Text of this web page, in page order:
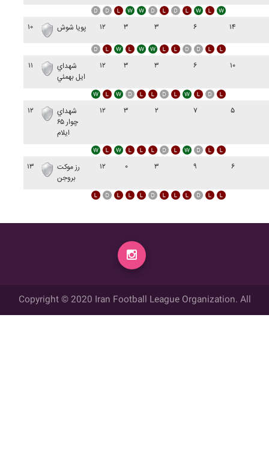
۱۰ پويا شوش ۱۲ ۳ ۳ ۶ ۱۴
۱۱
شهداي
ايل بهمئي
۱۲ ۳ ۳ ۶ ۱۰
۱۲
شهداي
چوار ۶۵
ايلام
۱۲ ۳ ۲ ۷ ۵
۱۳
رز موکت
بروجن
۱۲ ۰ ۳ ۹ ۶
Copyright © 2020 Iran Football League Organization. All